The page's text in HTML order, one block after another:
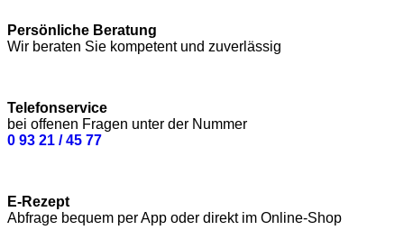
Persönliche Beratung
Wir beraten Sie kompetent und zuverlässig
Telefonservice
bei offenen Fragen unter der Nummer
0 93 21 / 45 77
E-Rezept
Abfrage bequem per App oder direkt im Online-Shop